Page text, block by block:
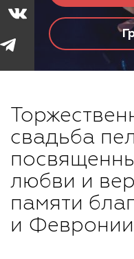
свадьба
любви и
памяти
и